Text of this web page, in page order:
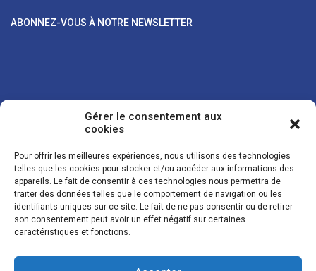
Gérer le consentement aux
cookies
Pour offrir les meilleures expériences, nous utilisons des technologies
telles que les cookies pour stocker et/ou accéder aux informations des
appareils. Le fait de consentir à ces technologies nous permettra de
traiter des données telles que le comportement de navigation ou les
identifiants uniques sur ce site. Le fait de ne pas consentir ou de retirer
son consentement peut avoir un effet négatif sur certaines
caractéristiques et fonctions.
ABONNEZ-VOUS À NOTRE NEWSLETTER
Vos coordonnées sont uniquement utilisées pour vous envoyer des
lettres d'information sur nos activités. Vous pouvez à tout moment
utiliser le lien de désinscription figurant dans la lettre d'information.